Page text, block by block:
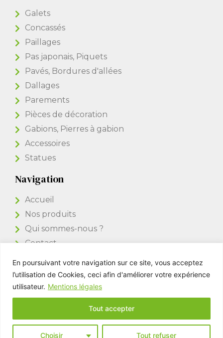
En poursuivant votre navigation sur ce site, vous acceptez
l’utilisation de Cookies, ceci afin d'améliorer votre expérience
utilisateur. Mentions légales
Choisir Tout refuser
Tout accepter
Galets
Concassés
Paillages
Pas japonais, Piquets
Pavés, Bordures d'allées
Dallages
Parements
Pièces de décoration
Gabions, Pierres à gabion
Accessoires
Statues
Navigation
Accueil
Nos produits
Qui sommes-nous ?
Contact
Accès Pro
Kim Pierres & Déco © All rights reserved -Mentions légales